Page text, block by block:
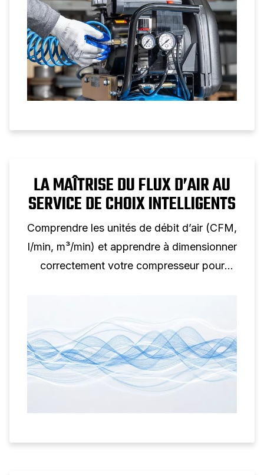
pour un contrôle fiable de la pression d’air.
LA MAÎTRISE DU FLUX D’AIR AU
SERVICE DE CHOIX INTELLIGENTS
Comprendre les unités de débit d’air (CFM,
l/min, m³/min) et apprendre à dimensionner
correctement votre compresseur pour